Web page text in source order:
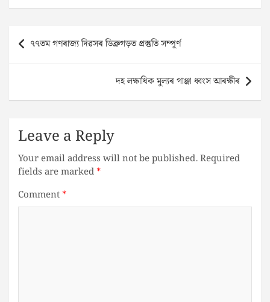
Post
navigation
৭৭তম গণৰাজ্য দিৱসৰ ডিব্ৰুগড়ত প্ৰস্তুতি সম্পূৰ্ণ
দহ লক্ষাধিক মুল্যৰ গাঞ্জা ধ্বংস আৰক্ষীৰ
Leave a Reply
Your email address will not be published.Required
fields are marked*
Comment*